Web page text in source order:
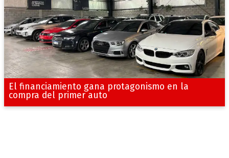
El financiamiento gana protagonismo en la
compra del primer auto